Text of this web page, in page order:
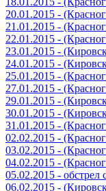
20.01.2015 -
21.01.2015 -
22.01.2015 -
23.01.2015 -
24.01.2015 -
25.01.2015 -
27.01.2015 -
29.01.2015 -
30.01.2015 -
31.01.2015 -
02.02.2015 -
03.02.2015 -
04.02.2015 -
05.02.2015 -
06.02.2015 -